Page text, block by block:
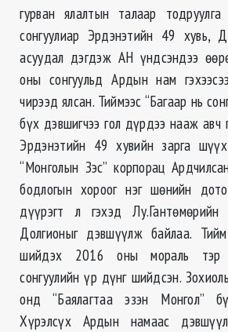
гурван ялалтын талаар
сонгуулиар Эрдэнэтийн 49 хувь,
асуудал дэгдэж АН үндсэндээ
оны сонгуульд Ардын нам
чирээд ялсан. Тиймээс “Багаар нь
бүх дэвшигчээ гол дүрдээ нааж авч
Эрдэнэтийн 49 хувийн зарга
“Монголын Зэс” корпорац
бодлогын хороог нэг шөнийн
дүүрэгт л гэхэд
Долгионыг дэвшүүлж байлаа.
шийдэх 2016 оны мораль тэр
сонгуулийн үр дүнг шийдсэн.
онд “Баялагтаа эзэн Монгол”
Хүрэлсүх Ардын намаас